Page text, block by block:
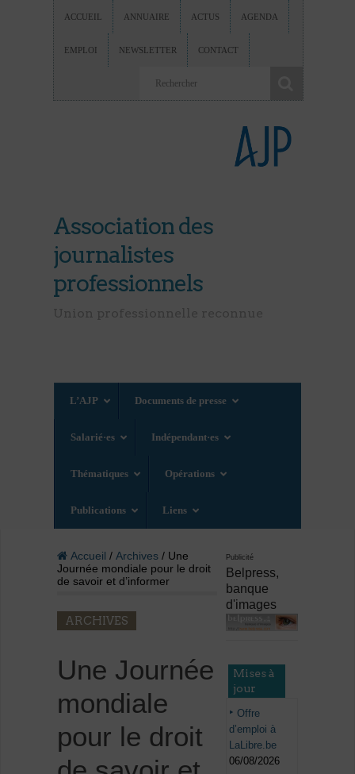
ACCUEIL ANNUAIRE ACTUS AGENDA
EMPLOI NEWSLETTER CONTACT
Association des
journalistes
professionnels
L’AJP Documents de presse
Salarié·es Indépendant·es
Thématiques Opérations
Publications Liens
Accueil / Archives/ Une
Journée mondiale pour le droit
de savoir et d’informer
ARCHIVES
Une Journée
mondiale
pour le droit
Publicité
Belpress,
banque
d'images
Mises à
jour
Offre
d’emploi à
LaLibre.be
06/08/2026